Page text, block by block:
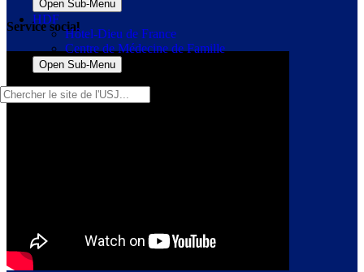
Open Sub-Menu
HDF
Hôtel-Dieu de France
Centre de Médecine de Famille
Open Sub-Menu
Service social